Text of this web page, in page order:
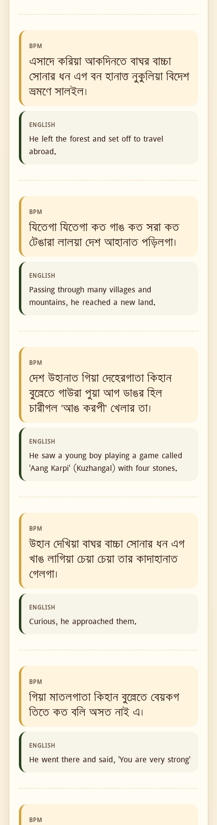
BPM
এসাদে করিয়া আকদিনতে বাঘর বাচ্চা
সোনার ধন এগ বন হানাত্ত নুকুলিয়া বিদেশ
ভ্রমণে সালইল।
ENGLISH
He left the forest and set off to travel
abroad.
BPM
যিতেগা যিতেগা কত গাঙ কত সরা কত
টেঙারা লালয়া দেশ আহানাত পড়িলগা।
ENGLISH
Passing through many villages and
mountains, he reached a new land.
BPM
দেশ উহানাত গিয়া দেহেরগাতা কিহান
বুল্লেতে গাউরা পুয়া আগ ডাঙর হিল
চারীগল 'আঙ করপী' খেলার তা।
ENGLISH
He saw a young boy playing a game called
'Aang Karpi' (Kuzhangal) with four stones.
BPM
উহান দেখিয়া বাঘর বাচ্চা সোনার ধন এগ
খাঙ লাগিয়া চেয়া চেয়া তার কাদাহানাত
গেলগা।
ENGLISH
Curious, he approached them.
BPM
গিয়া মাতলগাতা কিহান বুল্লেতে বেয়কগ
তিতে কত বলি অসত নাই এ।
ENGLISH
He went there and said, 'You are very strong'
BPM